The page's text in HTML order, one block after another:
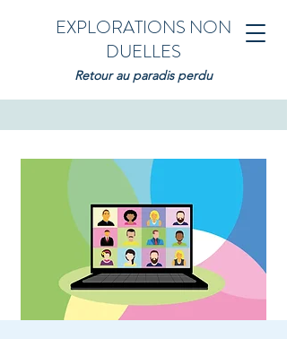
EXPLORATIONS NON
DUELLES
Retour au paradis perdu